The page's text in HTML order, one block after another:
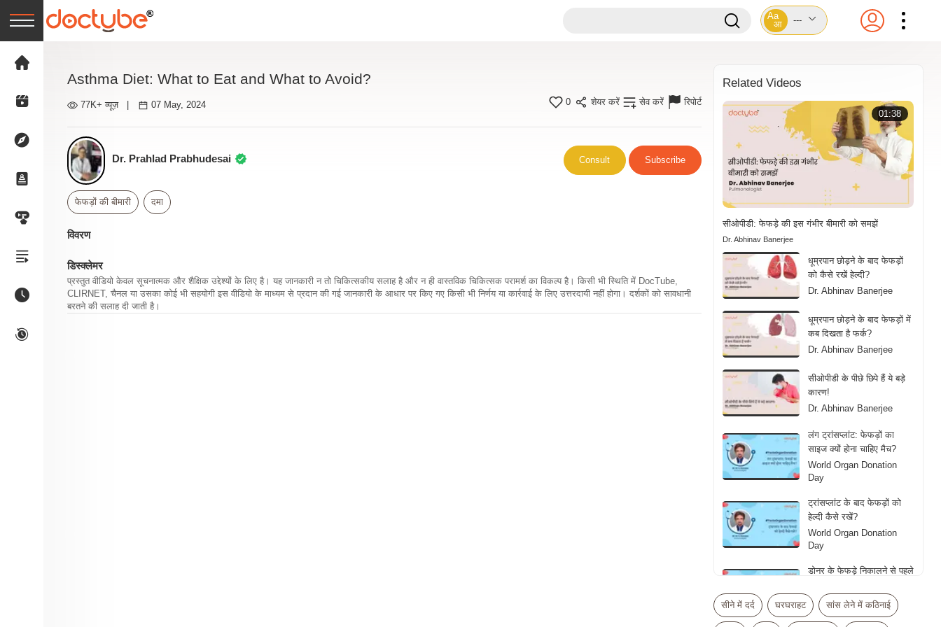
Aa
आ
---
Asthma Diet: What to Eat and What to Avoid?
77K+ व्यूज़ 07 May, 2024 0 शेयर करें सेव करें रिपोर्ट
Dr. Prahlad Prabhudesai Consult Subscribe
फेफड़ों की बीमारी दमा
विवरण
डिस्क्लेमर
प्रस्तुत वीडियो केवल सूचनात्मक और शैक्षिक उद्देश्यों के लिए है। यह जानकारी न तो चिकित्सकीय सलाह है और न ही वास्तविक चिकित्सक परामर्श का विकल्प है। किसी भी स्थिति में DocTube,
CLIRNET, चैनल या उसका कोई भी सहयोगी इस वीडियो के माध्यम से प्रदान की गई जानकारी के आधार पर किए गए किसी भी निर्णय या कार्रवाई के लिए उत्तरदायी नहीं होगा। दर्शकों को सावधानी
बरतने की सलाह दी जाती है।
Related Videos
01:38
सीओपीडी: फेफड़े की इस गंभीर बीमारी को समझें
Dr. Abhinav Banerjee
धूम्रपान छोड़ने के बाद फेफड़ों
को कैसे रखें हेल्दी?
Dr. Abhinav Banerjee
धूम्रपान छोड़ने के बाद फेफड़ों में
कब दिखता है फर्क?
Dr. Abhinav Banerjee
सीओपीडी के पीछे छिपे हैं ये बड़े
कारण!
Dr. Abhinav Banerjee
लंग ट्रांसप्लांट: फेफड़ों का
साइज क्यों होना चाहिए मैच?
World Organ Donation
Day
ट्रांसप्लांट के बाद फेफड़ों को
हेल्दी कैसे रखें?
World Organ Donation
Day
डोनर के फेफड़े निकालने से पहले
World Organ Donation
Day
सीने में दर्द घरघराहट सांस लेने में कठिनाई